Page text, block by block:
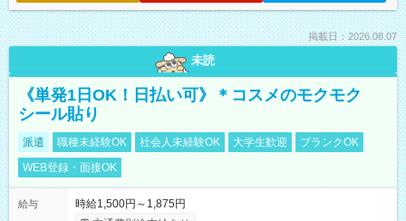
掲載日：2026.08.07
未読
《単発1日OK！日払い可》＊コスメのモクモク
シール貼り
派遣 職種未経験OK 社会人未経験OK 大学生歓迎
ブランクOK
WEB登録・面接OK
給与
時給1,500円～1,875円